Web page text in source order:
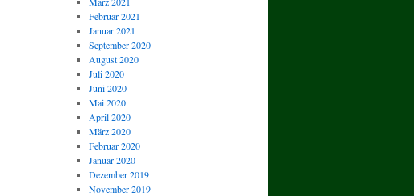
Februar 2021
Januar 2021
September 2020
August 2020
Juli 2020
Juni 2020
Mai 2020
April 2020
März 2020
Februar 2020
Januar 2020
Dezember 2019
November 2019